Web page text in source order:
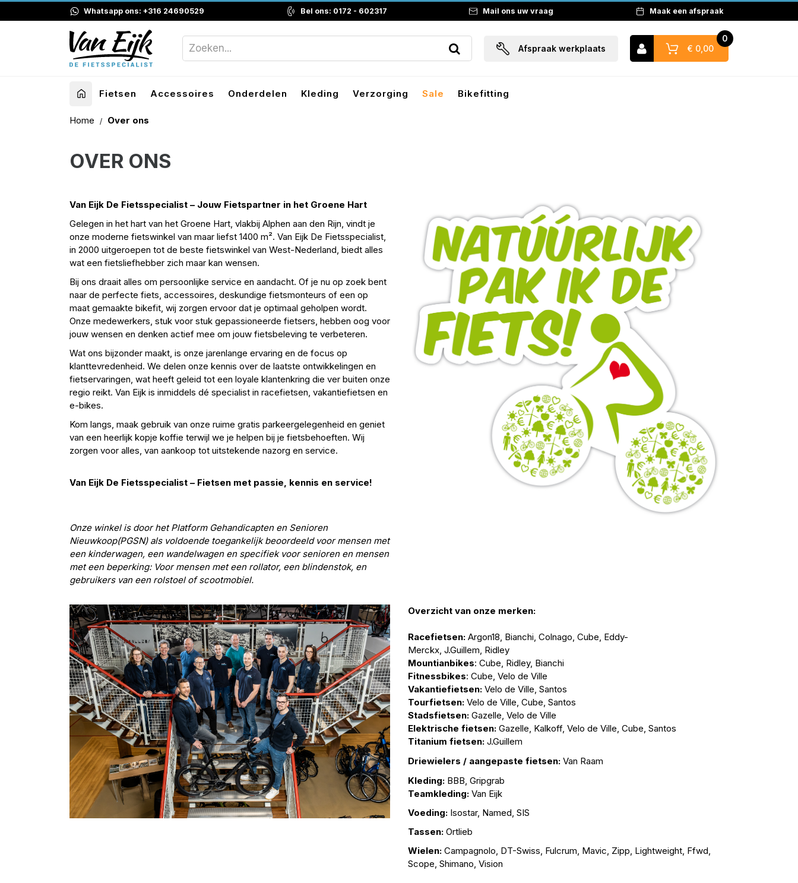
Whatsapp ons: +316 24690529 Bel ons: 0172 - 602317 Mail ons uw vraag Maak een afspraak
Afspraak werkplaats € 0,00
0
Fietsen Accessoires Onderdelen Kleding Verzorging Sale Bikefitting
Home Over ons
OVER ONS
Van Eijk De Fietsspecialist – Jouw Fietspartner in het Groene Hart
Gelegen in het hart van het Groene Hart, vlakbij Alphen aan den Rijn, vindt je
onze moderne fietswinkel van maar liefst 1400 m². Van Eijk De Fietsspecialist,
in 2000 uitgeroepen tot de beste fietswinkel van West-Nederland, biedt alles
wat een fietsliefhebber zich maar kan wensen.
Bij ons draait alles om persoonlijke service en aandacht. Of je nu op zoek bent
naar de perfecte fiets, accessoires, deskundige fietsmonteurs of een op
maat gemaakte bikefit, wij zorgen ervoor dat je optimaal geholpen wordt.
Onze medewerkers, stuk voor stuk gepassioneerde fietsers, hebben oog voor
jouw wensen en denken actief mee om jouw fietsbeleving te verbeteren.
Wat ons bijzonder maakt, is onze jarenlange ervaring en de focus op
klanttevredenheid. We delen onze kennis over de laatste ontwikkelingen en
fietservaringen, wat heeft geleid tot een loyale klantenkring die ver buiten onze
regio reikt. Van Eijk is inmiddels dé specialist in racefietsen, vakantiefietsen en
e-bikes.
Kom langs, maak gebruik van onze ruime gratis parkeergelegenheid en geniet
van een heerlijk kopje koffie terwijl we je helpen bij je fietsbehoeften. Wij
zorgen voor alles, van aankoop tot uitstekende nazorg en service.
Van Eijk De Fietsspecialist – Fietsen met passie, kennis en service!
Onze winkel is door het Platform Gehandicapten en Senioren
Nieuwkoop(PGSN) als voldoende toegankelijk beoordeeld voor mensen met
een kinderwagen, een wandelwagen en specifiek voor senioren en mensen
met een beperking: Voor mensen met een rollator, een blindenstok, en
gebruikers van een rolstoel of scootmobiel.
Overzicht van onze merken:
Racefietsen: Argon18, Bianchi, Colnago, Cube, Eddy-
Merckx, J.Guillem, Ridley
Mountianbikes: Cube, Ridley, Bianchi
Fitnessbikes: Cube, Velo de Ville
Vakantiefietsen: Velo de Ville, Santos
Tourfietsen: Velo de Ville, Cube, Santos
Stadsfietsen: Gazelle, Velo de Ville
Elektrische fietsen: Gazelle, Kalkoff, Velo de Ville, Cube, Santos
Titanium fietsen: J.Guillem
Driewielers / aangepaste fietsen: Van Raam
Kleding: BBB, Gripgrab
Teamkleding: Van Eijk
Voeding: Isostar, Named, SIS
Tassen: Ortlieb
Wielen: Campagnolo, DT-Swiss, Fulcrum, Mavic, Zipp, Lightweight, Ffwd,
Scope, Shimano, Vision